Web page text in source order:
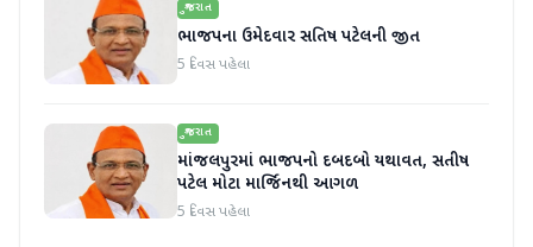
ગુજરાત
ભાજપના ઉમેદવાર સતિષ પટેલની જીત
5 દિવસ પહેલા
ગુજરાત
માંજલપુરમાં ભાજપનો દબદબો યથાવત, સતીષ
પટેલ મોટા માર્જિનથી આગળ
5 દિવસ પહેલા